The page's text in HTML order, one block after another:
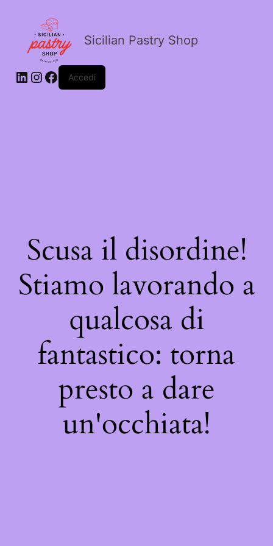
Sicilian Pastry Shop
Accedi
Scusa il disordine!
Stiamo lavorando a
qualcosa di
fantastico: torna
presto a dare
un'occhiata!